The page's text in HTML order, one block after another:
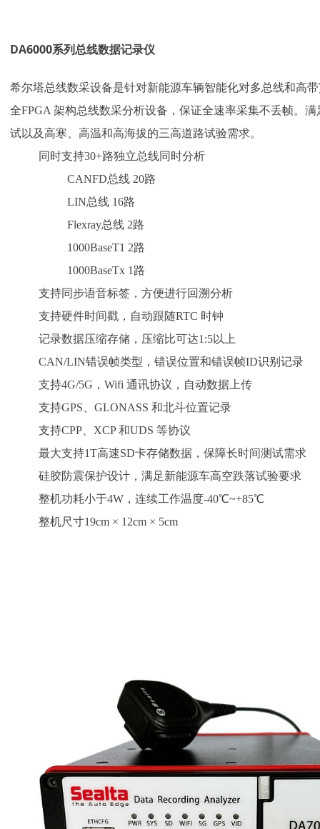
DA6000系列总线数据记录仪
希尔塔总线数采设备是针对新能源车辆智能化对多总线和高
全FPGA 架构总线数采分析设备，保证全速率采集不丢帧。
试以及高寒、高温和高海拔的三高道路试验需求。
同时支持30+路独立总线同时分析
CANFD总线 20路
LIN总线 16路
Flexray总线 2路
1000BaseT1 2路
1000BaseTx 1路
支持同步语音标签，方便进行回溯分析
支持硬件时间戳，自动跟随RTC 时钟
记录数据压缩存储，压缩比可达1:5以上
CAN/LIN错误帧类型，错误位置和错误帧ID识别记录
支持4G/5G，Wifi 通讯协议，自动数据上传
支持GPS、GLONASS 和北斗位置记录
支持CPP、XCP 和UDS 等协议
最大支持1T高速SD卡存储数据，保障长时间测试需求
硅胶防震保护设计，满足新能源车高空跌落试验要求
整机功耗小于4W，连续工作温度-40℃~+85℃
整机尺寸19cm × 12cm × 5cm